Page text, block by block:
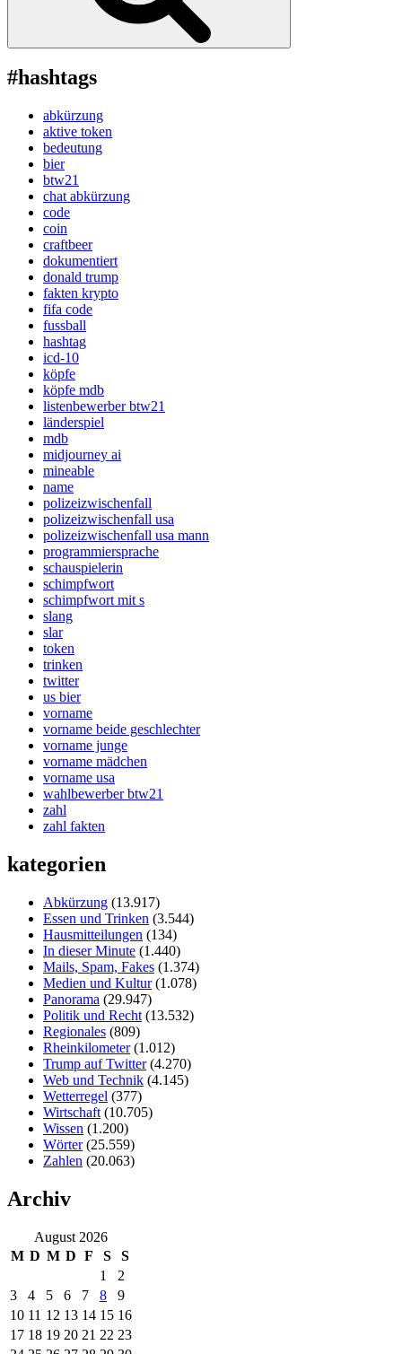
#hashtags
abkürzung
aktive token
bedeutung
bier
btw21
chat abkürzung
code
coin
craftbeer
dokumentiert
donald trump
fakten krypto
fifa code
fussball
hashtag
icd-10
köpfe
köpfe mdb
listenbewerber btw21
länderspiel
mdb
midjourney ai
mineable
name
polizeizwischenfall
polizeizwischenfall usa
polizeizwischenfall usa mann
programmiersprache
schauspielerin
schimpfwort
schimpfwort mit s
slang
slar
token
trinken
twitter
us bier
vorname
vorname beide geschlechter
vorname junge
vorname mädchen
vorname usa
wahlbewerber btw21
zahl
zahl fakten
kategorien
Abkürzung (13.917)
Essen und Trinken (3.544)
Hausmitteilungen (134)
In dieser Minute (1.440)
Mails, Spam, Fakes (1.374)
Medien und Kultur(1.078)
Panorama (29.947)
Politik und Recht (13.532)
Regionales (809)
Rheinkilometer(1.012)
Trump auf Twitter(4.270)
Web und Technik (4.145)
Wetterregel (377)
Wirtschaft (10.705)
Wissen (1.200)
Wörter(25.559)
Zahlen (20.063)
Archiv
August 2026
M D M D F S
S
1
2
3
4 5 6 7 8
9
10 11 12 13 14 15 16
17 18 19 20 21 22 23